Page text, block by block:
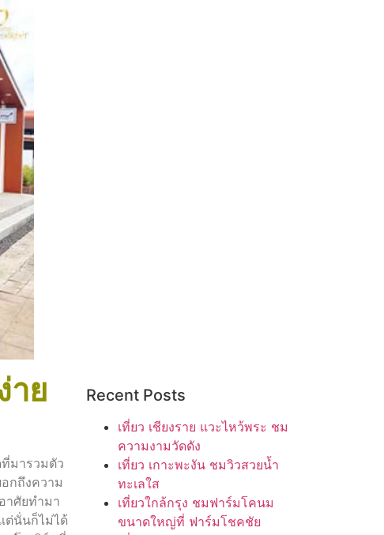
าย
มารวมตัว
กถึงความ
าศัยทำมา
ต่นั่นก็ไม่ได้
Recent Posts
เที่ยว เชียงราย แวะไหว้พระ ชม
ความงามวัดดัง
เที่ยว เกาะพะงัน ชมวิวสวยน้ำ
ทะเลใส
เที่ยวใกล้กรุง ชมฟาร์มโคนม
ขนาดใหญ่ที่ ฟาร์มโชคชัย